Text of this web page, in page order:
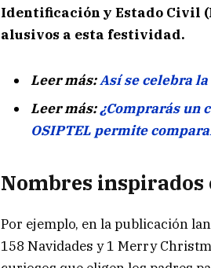
Identificación y Estado Civil
alusivos a esta festividad.
Leer más:Así se celebra
Leer más:¿Comprarás un
OSIPTEL permite
Nombres inspirados
Por ejemplo, en la publicación
158 Navidades y 1 Merry